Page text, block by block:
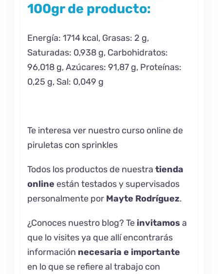
100gr de producto:
Energía: 1714 kcal, Grasas: 2 g,
Saturadas: 0,938 g, Carbohidratos:
96,018 g, Azúcares: 91,87 g, Proteínas:
0,25 g, Sal: 0,049 g
Te interesa ver nuestro curso online de
piruletas con sprinkles
Todos los productos de nuestra tienda
online están testados y supervisados
personalmente por Mayte Rodríguez.
¿Conoces nuestro blog? Te invitamosa
que lo visites ya que allí encontrarás
información necesaria e importante
en lo que se refiere al trabajo con